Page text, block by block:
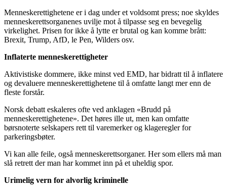
Menneskerettighetene er i dag under et voldsomt press; noe skyldes
menneskerettsorganenes uvilje mot å tilpasse seg en bevegelig
virkelighet. Prisen for ikke å lytte er brutal og kan komme brått:
Brexit, Trump, AfD, le Pen, Wilders osv.
Inflaterte menneskerettigheter
Aktivistiske dommere, ikke minst ved EMD, har bidratt til å inflatere
og devaluere menneskerettighetene til å omfatte langt mer enn de
fleste forstår.
Norsk debatt eskaleres ofte ved anklagen «Brudd på
menneskerettighetene». Det høres ille ut, men kan omfatte
børsnoterte selskapers rett til varemerker og klageregler for
parkeringsbøter.
Vi kan alle feile, også menneskerettsorganer. Her som ellers må man
slå retrett der man har kommet inn på et uheldig spor.
Urimelig vern for alvorlig kriminelle